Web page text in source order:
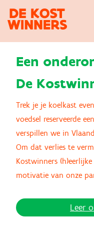
Een
De
Trek je je koelkast
voedsel reserveerde
verspillen we in
Om dat verlies te
Kostwinners
motivatie van onze
Leer